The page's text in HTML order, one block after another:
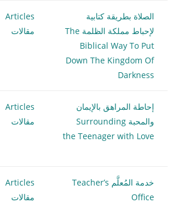
الصلاة بطريقة كتابية
لإحباط مملكة الظلمة The
Biblical Way To Put
Down The Kingdom Of
Darkness
Articles
مقالات
إحاطة المراهق بالإيمان
والمحبة Surrounding
the Teenager with Love
Articles
مقالات
خدمة المُعلَّم Teacher’s
Office
Articles
مقالات